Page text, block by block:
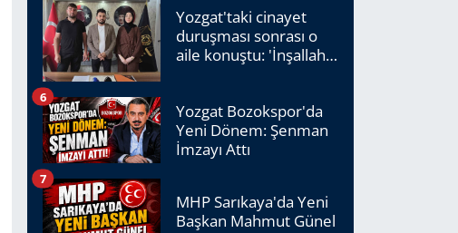
Yozgat'taki cinayet
duruşması sonrası o
aile konuştu: 'İnşallah
Yozgat Bozokspor'da
Yeni Dönem: Şenman
İmzayı Attı
6
MHP Sarıkaya'da Yeni
Başkan Mahmut Günel
7